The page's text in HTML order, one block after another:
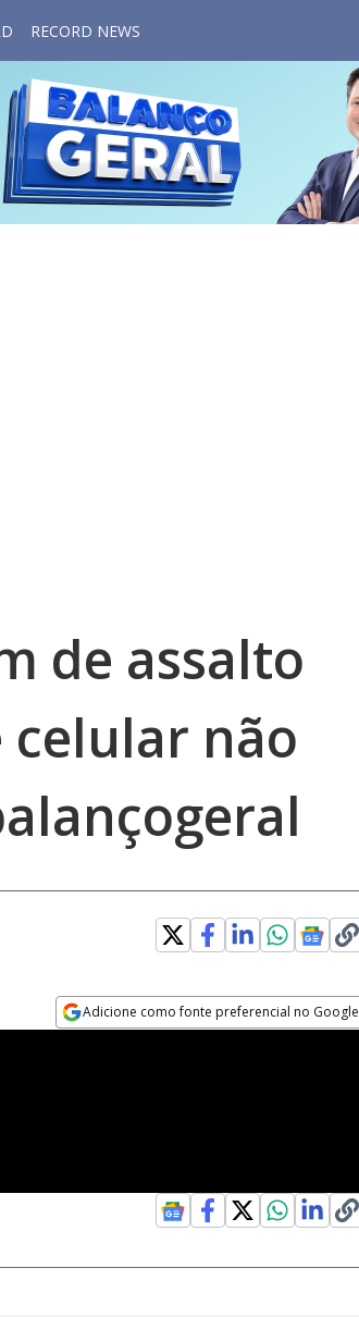
RECORD NEWS
de assalto
celular não
Adicione como fonte preferencial no Google